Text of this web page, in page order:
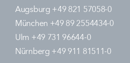
Augsburg +49 821 57058-0
München +49 89 2554434-0
Ulm +49 731 96644-0
Nürnberg +49 911 81511-0